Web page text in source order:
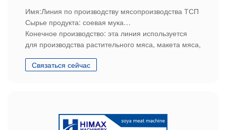
Имя:Линия по производству мясопроизводства ТСП
Сырье продукта: соевая мука
Конечное производство: эта линия используется
для производства растительного мяса, макета мяса,
Особенности: мы обеспечим индивидуальное
Связаться сейчас